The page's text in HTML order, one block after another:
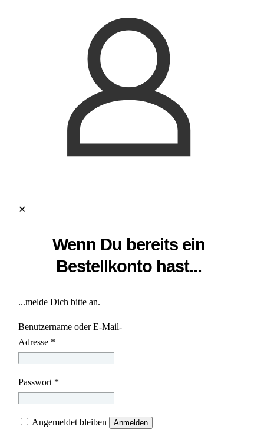
✕
Wenn Du bereits ein
Bestellkonto hast...
...melde Dich bitte an.
Benutzername oder E-Mail-
Adresse *
Passwort *
Angemeldet bleiben Anmelden